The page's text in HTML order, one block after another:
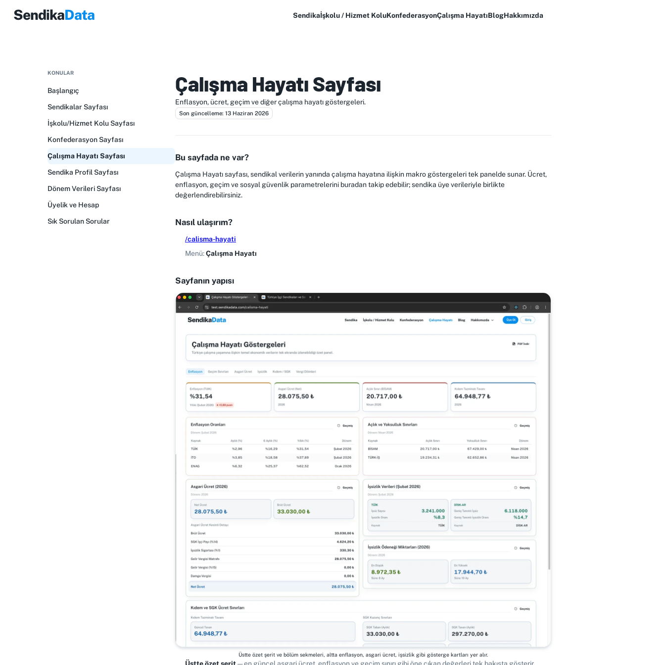
SendikaData Sendikaİşkolu / Hizmet KoluKonfederasyonÇalışma HayatıBlogHakkımızda
KONULAR
Başlangıç
Sendikalar Sayfası
İşkolu/Hizmet Kolu Sayfası
Konfederasyon Sayfası
Çalışma Hayatı Sayfası
Sendika Profil Sayfası
Dönem Verileri Sayfası
Üyelik ve Hesap
Sık Sorulan Sorular
Çalışma Hayatı Sayfası
Enflasyon, ücret, geçim ve diğer çalışma hayatı göstergeleri.
Son güncelleme: 13 Haziran 2026
Bu sayfada ne var?
Çalışma Hayatı sayfası, sendikal verilerin yanında çalışma hayatına ilişkin makro göstergeleri tek panelde sunar. Ücret,
enflasyon, geçim ve sosyal güvenlik parametrelerini buradan takip edebilir; sendika üye verileriyle birlikte
değerlendirebilirsiniz.
Nasıl ulaşırım?
/calisma-hayati
Menü:Çalışma Hayatı
Sayfanın yapısı
Üstte özet şerit ve bölüm sekmeleri, altta enflasyon, asgari ücret, işsizlik gibi gösterge kartları yer alır.